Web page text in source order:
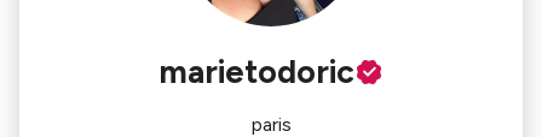
marietodoric
paris